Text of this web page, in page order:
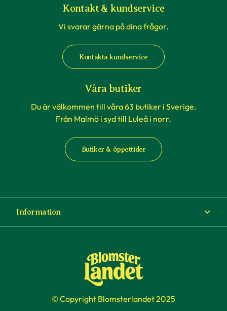
Kontakt & kundservice
Vi svarar gärna på dina frågor.
Kontakta kundservice
Våra butiker
Du är välkommen till våra 63 butiker i Sverige.
Från Malmö i syd till Luleå i norr.
Butiker & öppettider
Information
Köp- och leveransvillkor
© Copyright Blomsterlandet 2025